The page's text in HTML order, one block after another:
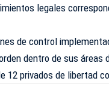
legales
de control
dentro de sus áreas
12 privados de libertad